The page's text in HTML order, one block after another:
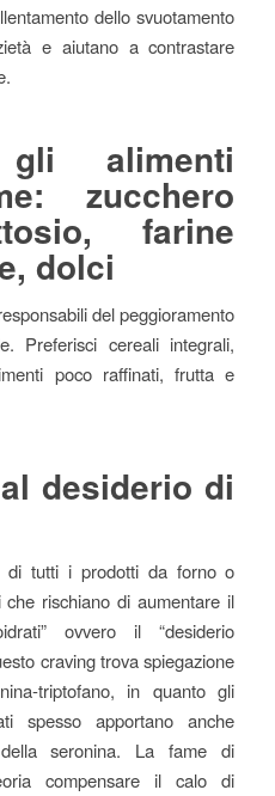
dello svuotamento
e aiutano a contrastare
alimenti
zucchero
farine
dolci
del peggioramento
Preferisci cereali integrali,
poco raffinati, frutta e
desiderio di
di tutti i prodotti da forno o
rischiano di aumentare il
ovvero il “desiderio
craving trova spiegazione
triptofano, in quanto gli
spesso apportano anche
seronina. La fame di
compensare il calo di